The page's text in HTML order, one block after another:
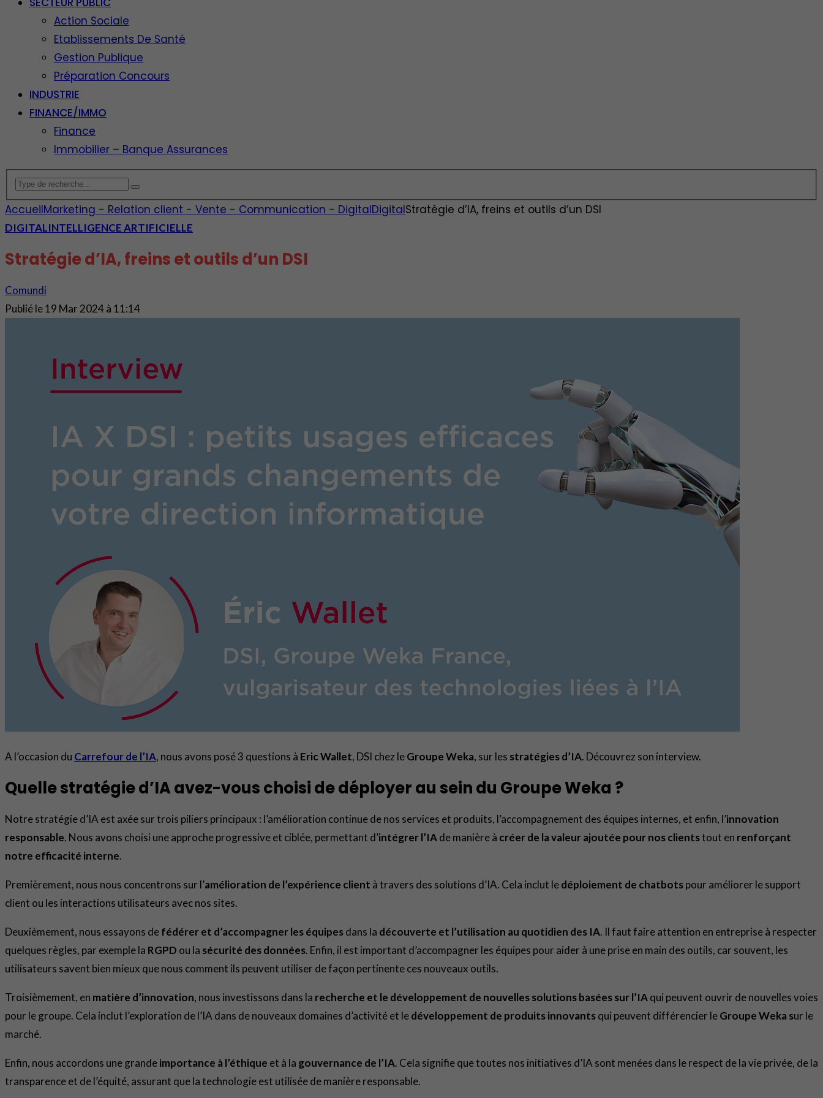
Action Sociale
Etablissements De Santé
Gestion Publique
Préparation Concours
INDUSTRIE
FINANCE/IMMO
Finance
Immobilier – Banque Assurances
AccueilMarketing - Relation client - Vente - Communication - DigitalDigitalStratégie d’IA, freins et outils d’un DSI
DIGITALINTELLIGENCE ARTIFICIELLE
Stratégie d’IA, freins et outils d’un DSI
Comundi
Publié le19 Mar 2024 à 11:14
A l’occasion du Carrefour de l’IA, nous avons posé 3 questions à Eric Wallet, DSI chez leGroupe Weka, sur les stratégies d’IA. Découvrez son interview.
Quelle stratégie d’IA avez-vous choisi de déployer au sein du Groupe Weka ?
Notre stratégie d’IA est axée sur trois piliers principaux : l’amélioration continue de nos services et produits, l’accompagnement des équipes internes, et enfin, l’innovation
responsable. Nous avons choisi une approche progressive et ciblée, permettant d’intégrer l’IAde manière à créer de la valeur ajoutée pour nos clientstout en renforçant
notre efficacité interne.
Premièrement, nous nous concentrons sur l’amélioration de l’expérience client à travers des solutions d’IA. Cela inclut ledéploiement de chatbotspour améliorer le support
client ou les interactions utilisateurs avec nos sites.
Deuxièmement, nous essayons defédérer et d’accompagner les équipesdans la découverte et l’utilisation au quotidien des IA. Il faut faire attention en entreprise à respecter
quelques règles, par exemple la RGPD ou la sécurité des données. Enfin, il est important d’accompagner les équipes pour aider à une prise en main des outils, car souvent, les
utilisateurs savent bien mieux que nous comment ils peuvent utiliser de façon pertinente ces nouveaux outils.
Troisièmement, en matière d’innovation, nous investissons dans la recherche et le développement de nouvelles solutions basées sur l’IAqui peuvent ouvrir de nouvelles voies
pour le groupe. Cela inclut l’exploration de l’IA dans de nouveaux domaines d’activité et ledéveloppement de produits innovantsqui peuvent différencier leGroupe Weka sur le
marché.
Enfin, nous accordons une grandeimportance à l’éthique et à la gouvernance de l’IA. Cela signifie que toutes nos initiatives d’IA sont menées dans le respect de la vie privée, de la
transparence et de l’équité, assurant que la technologie est utilisée de manière responsable.